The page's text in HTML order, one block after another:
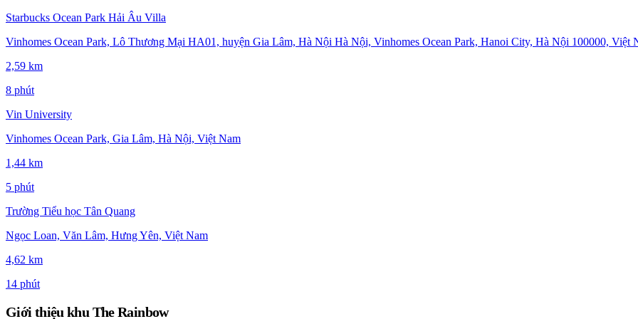
Starbucks Ocean Park Hải Âu Villa
Vinhomes Ocean Park, Lô Thương Mại HA01, huyện Gia Lâm, Hà Nội Hà Nội, Vinhomes Ocean Park, Hanoi City, Hà Nội 100000, Việt
2,59 km
8 phút
Vin University
Vinhomes Ocean Park, Gia Lâm, Hà Nội, Việt Nam
1,44 km
5 phút
Trường Tiểu học Tân Quang
Ngọc Loan, Văn Lâm, Hưng Yên, Việt Nam
4,62 km
14 phút
Giới thiệu khu The Rainbow